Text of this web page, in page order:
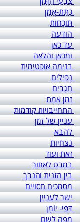
כִּתַּת-אֳמָן
תּוֹכָחוֹת
הודעה
עד כאן
ומכאן והלאה
בנימה אופטימית
נְפִילִים
חֲגָבִים
זְמַן אֱמֶת
התחייבויות קודמות
עניין של זמן
להבא
נצחיות
זאת ועוד
במבט לאחור
בין הזנית והנבך
מסמכים חסויים
ישר לעניין
דַּפֵּי- יוֹמָן
מפה לשם